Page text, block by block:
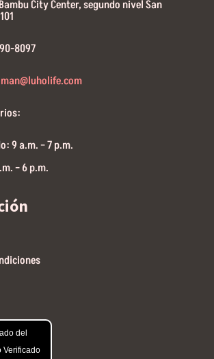
City Center, segundo nivel San
8097
9 a.m. – 7 p.m.
– 6 p.m.